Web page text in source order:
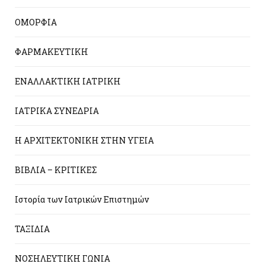
ΟΜΟΡΦΙΑ
ΦΑΡΜΑΚΕΥΤΙΚΗ
ΕΝΑΛΛΑΚΤΙΚΗ ΙΑΤΡΙΚΗ
ΙΑΤΡΙΚΑ ΣΥΝΕΔΡΙΑ
Η ΑΡΧΙΤΕΚΤΟΝΙΚΗ ΣΤΗΝ ΥΓΕΙΑ
ΒΙΒΛΙΑ – ΚΡΙΤΙΚΕΣ
Ιστορία των Ιατρικών Επιστημών
ΤΑΞΙΔΙΑ
ΝΟΣΗΛΕΥΤΙΚΗ ΓΩΝΙΑ